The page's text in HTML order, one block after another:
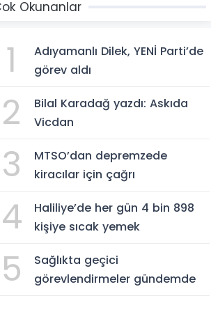
Okunanlar
1
Adıyamanlı Dilek, YENİ Parti’de
görev aldı
2
Bilal Karadağ yazdı: Askıda
Vicdan
3
MTSO’dan depremzede
kiracılar için çağrı
4
Haliliye’de her gün 4 bin 898
kişiye sıcak yemek
5
Sağlıkta geçici
görevlendirmeler gündemde